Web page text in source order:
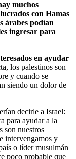
muchos
con Hamas
árabes podían
ingresar para
​​en ayudar
los palestinos son
y cuando se
siendo un dolor de
decirle a Israel:
para ayudar a la
son nuestros
intervengamos y
o líder musulmán
poco probable que